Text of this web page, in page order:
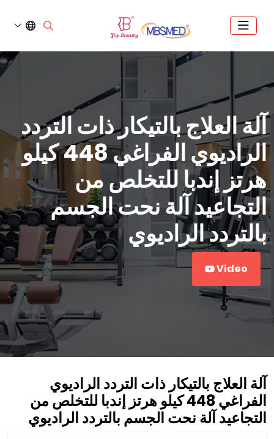
آلة العلاج بالتيكار ذات التردد
الراديوي الفراغي 448 كيلو
هرتز إندبا للتخلص من
التجاعيد آلة نحت الجسم
بالتردد الراديوي
Video
آلة العلاج بالتيكار ذات التردد الراديوي
الفراغي 448 كيلو هرتز إندبا للتخلص من
التجاعيد آلة نحت الجسم بالتردد الراديوي